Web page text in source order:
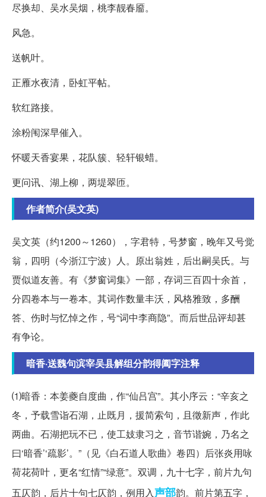
尽换却、吴水吴烟，桃李靓春靥。
风急。
送帆叶。
正雁水夜清，卧虹平帖。
软红路接。
涂粉闱深早催入。
怀暖天香宴果，花队簇、轻轩银蜡。
更问讯、湖上柳，两堤翠匝。
作者简介(吴文英)
吴文英（约1200～1260），字君特，号梦窗，晚年又号觉
翁，四明（今浙江宁波）人。原出翁姓，后出嗣吴氏。与
贾似道友善。有《梦窗词集》一部，存词三百四十余首，
分四卷本与一卷本。其词作数量丰沃，风格雅致，多酬
答、伤时与忆悼之作，号“词中李商隐”。而后世品评却甚
有争论。
暗香·送魏句滨宰吴县解组分韵得阖字注释
⑴暗香：本姜夔自度曲，作“仙吕宫”。其小序云：“辛亥之
冬，予载雪诣石湖，止既月，援简索句，且徵新声，作此
两曲。石湖把玩不已，使工妓隶习之，音节谐婉，乃名之
曰‘暗香’‘疏影’。”（见《白石道人歌曲》卷四）后张炎用咏
荷花荷叶，更名“红情”“绿意”。双调，九十七字，前片九句
五仄韵，后片十句七仄韵，例用入声部韵。前片第五字，